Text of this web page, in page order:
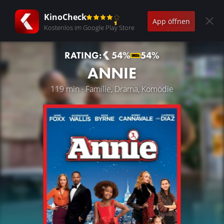
KinoCheck
Kostenlos im Google Play Store
App öffnen
RATING: 54% 54%
ANNIE
119 min · Familie, Drama, Komödie